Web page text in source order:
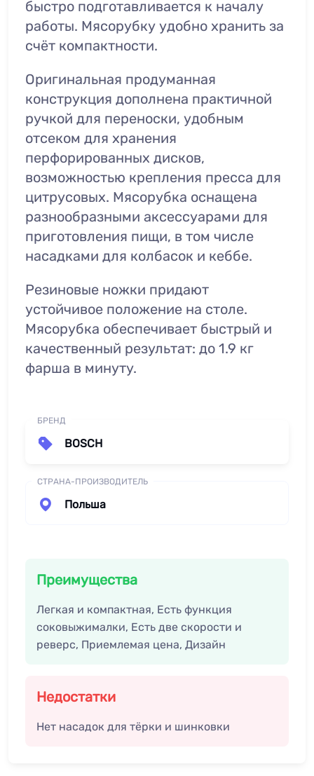
быстро подготавливается к началу
работы. Мясорубку удобно хранить за
счёт компактности.
Оригинальная продуманная
конструкция дополнена практичной
ручкой для переноски, удобным
отсеком для хранения
перфорированных дисков,
возможностью крепления пресса для
цитрусовых. Мясорубка оснащена
разнообразными аксессуарами для
приготовления пищи, в том числе
насадками для колбасок и кеббе.
Резиновые ножки придают
устойчивое положение на столе.
Мясорубка обеспечивает быстрый и
качественный результат: до 1.9 кг
фарша в минуту.
БРЕНД
BOSCH
СТРАНА-ПРОИЗВОДИТЕЛЬ
Польша
Преимущества
Легкая и компактная, Есть функция
соковыжималки, Есть две скорости и
реверс, Приемлемая цена, Дизайн
Недостатки
Нет насадок для тёрки и шинковки